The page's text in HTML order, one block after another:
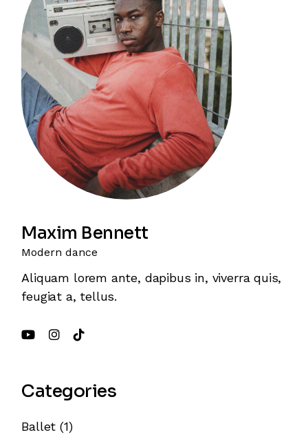
Maxim Bennett
Modern dance
Aliquam lorem ante, dapibus in, viverra quis,
feugiat a, tellus.
Categories
Ballet (1)